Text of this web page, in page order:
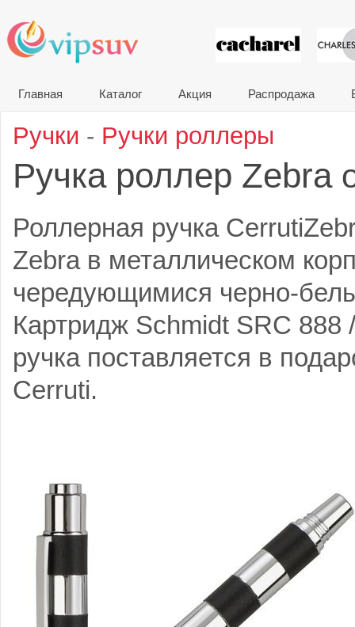
VIP
Главная Каталог Акция Распродажа
Ручки - Ручки роллеры
Ручка роллер Zebra
Роллерная ручка
Zebra в металлическом
чередующимися черно-
Картридж Schmidt SRC 888
ручка поставляется в
Cerruti.